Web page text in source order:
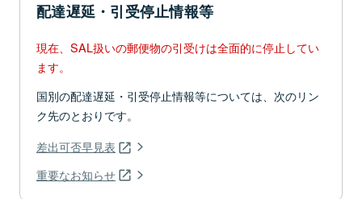
配達遅延・引受停止情報等
現在、SAL扱いの郵便物の引受けは全面的に停止してい
ます。
国別の配達遅延・引受停止情報等については、次のリン
ク先のとおりです。
差出可否早見表
重要なお知らせ